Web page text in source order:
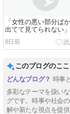
「女性の悪い部分ば
出てて見てられない
ショイ 5全左女が高市
へのファミレス悪口
ルだろ」「もう、女
全開だ!」 チュウイセ
国好き声優モドキ糞
8日前
このブログのこ
時事
多彩なテーマを扱い
グです。時事や社会
解や新たな視点を提